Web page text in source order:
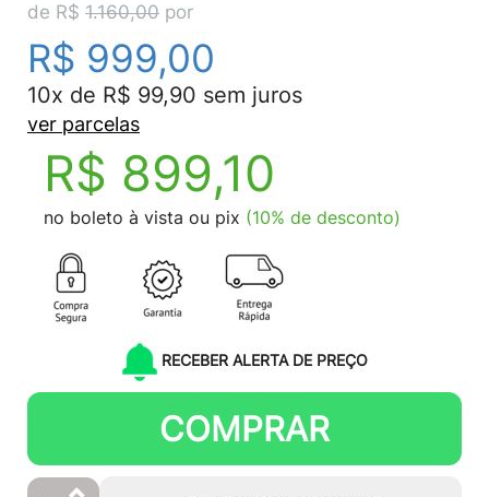
de R$ 1.160,00 por
R$ 999,00
10x de R$ 99,90 sem juros
ver parcelas
R$ 899,10
no boleto à vista ou pix (10% de desconto)
RECEBER ALERTA DE PREÇO
COMPRAR